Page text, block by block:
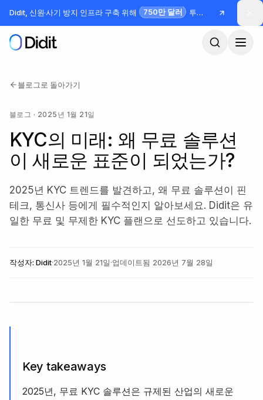
본문으로 건너뛰기
Didit, 신원·사기 방지 인프라 구축 위해 750만 달러 투자 유치
블로그로 돌아가기
블로그 · 2025년 1월 21일
KYC의 미래: 왜 무료 솔루션
이 새로운 표준이 되었는가?
2025년 KYC 트렌드를 발견하고, 왜 무료 솔루션이 핀
테크, 통신사 등에게 필수적인지 알아보세요. Didit은 유
일한 무료 및 무제한 KYC 플랜으로 선도하고 있습니다.
작성자: Didit·2025년 1월 21일·업데이트됨 2026년 7월 28일
Key takeaways
2025년, 무료 KYC 솔루션은 규제된 산업의 새로운